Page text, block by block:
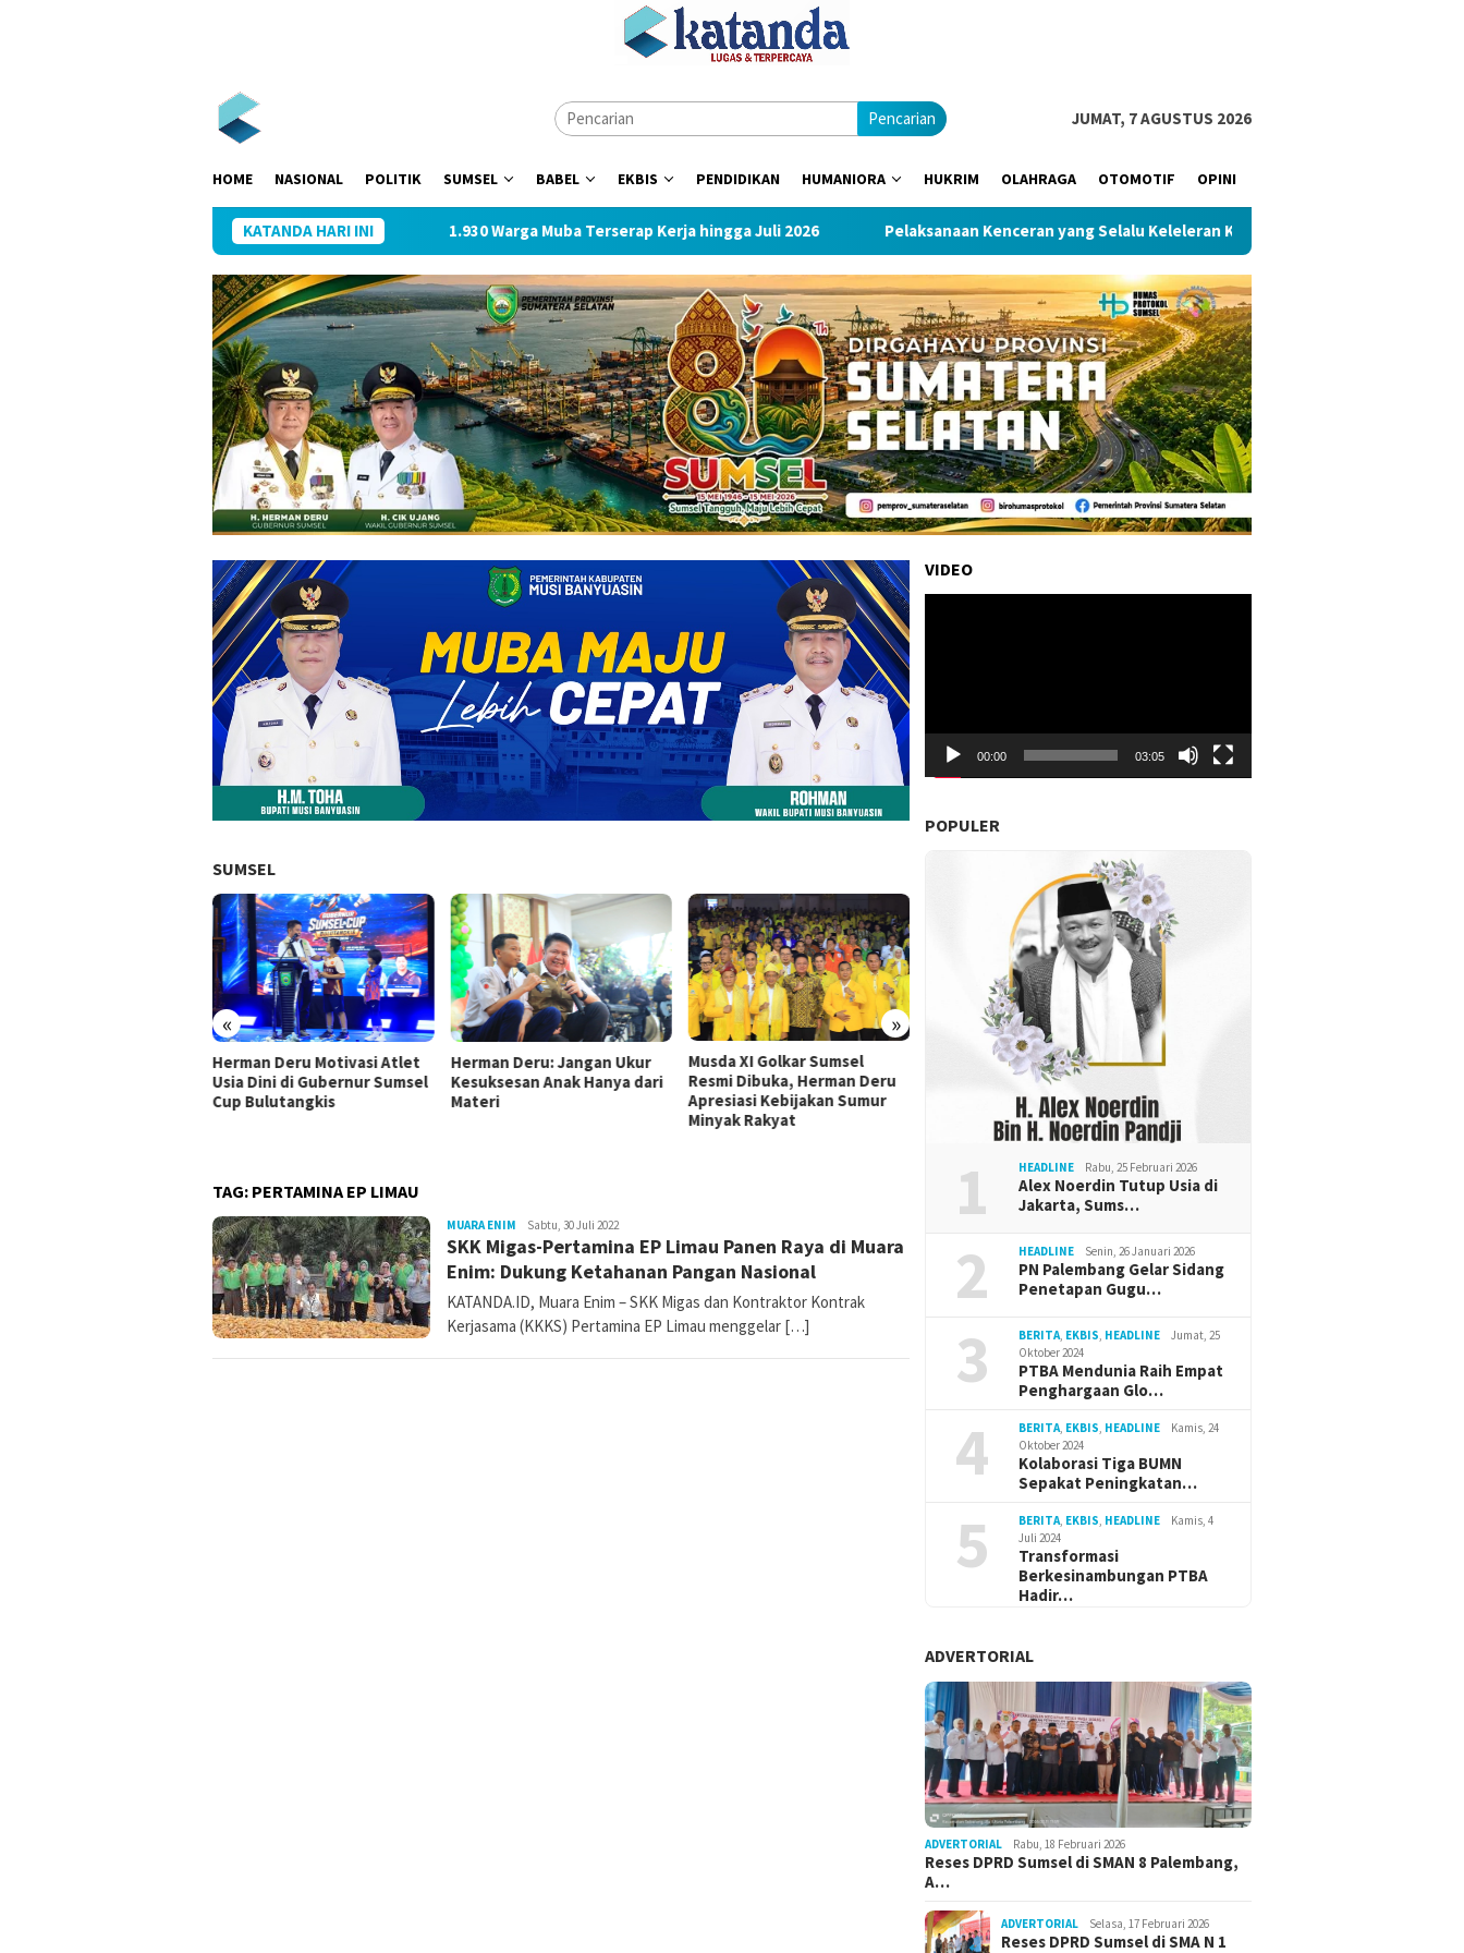
Pencarian JUMAT, 7 AGUSTUS 2026
HOME NASIONAL POLITIK SUMSEL BABEL EKBIS PENDIDIKAN HUMANIORA HUKRIM OLAHRAGA OTOMOTIF OPINI
KATANDA HARI INI1.930 Warga Muba Terserap Kerja hingga Juli 2026 Pelaksanaan Kenceran yang Selalu Keleleran Kronis
SUMSEL
« »
Herman Deru Motivasi Atlet
Usia Dini di Gubernur Sumsel
Cup Bulutangkis
Herman Deru: Jangan Ukur
Kesuksesan Anak Hanya dari
Materi
Musda XI Golkar Sumsel
Resmi Dibuka, Herman Deru
Apresiasi Kebijakan Sumur
Minyak Rakyat
Sultan Muda Center Jadi
Motor Pengembangan Usaha
Muda Sumsel
Cik Ujang Dorong Penguatan
TAG: PERTAMINA EP LIMAU
MUARA ENIM katanda_admin
Sabtu, 30 Juli 2022
SKK Migas-Pertamina EP Limau Panen Raya di Muara
Enim: Dukung Ketahanan Pangan Nasional
KATANDA.ID, Muara Enim – SKK Migas dan Kontraktor Kontrak
Kerjasama (KKKS) Pertamina EP Limau menggelar […]
VIDEO
00:00 03:05
POPULER
1 HEADLINE Rabu, 25 Februari 2026
Alex Noerdin Tutup Usia di
Jakarta, Sums…
2 HEADLINE Senin, 26 Januari 2026
PN Palembang Gelar Sidang
Penetapan Gugu…
3 BERITA, EKBIS, HEADLINE
Jumat, 25
Oktober 2024
PTBA Mendunia Raih Empat
Penghargaan Glo…
4 BERITA, EKBIS, HEADLINE
Kamis, 24
Oktober 2024
Kolaborasi Tiga BUMN
Sepakat Peningkatan…
5 BERITA, EKBIS, HEADLINE
Kamis, 4
Juli 2024
Transformasi
Berkesinambungan PTBA
Hadir…
ADVERTORIAL
ADVERTORIAL Rabu, 18 Februari 2026
Reses DPRD Sumsel di SMAN 8 Palembang,
A…
ADVERTORIAL Selasa, 17 Februari 2026
Reses DPRD Sumsel di SMA N 1